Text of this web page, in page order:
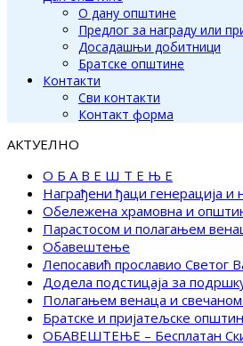
О дану општине
Предлог за награду или
Досадашњи добитници
Братске општине
Контакти
Сви контакти
Контакт форма
АКТУЕЛНО
О Б А В Е Ш Т Е Њ Е
Награђени ђаци генерација
Обележена храмовна и
Парастосом и полагањем
Обавештење
Лепосавић прославио Светог
Додела подстицаја за
Полагањем венаца и
Братске и пријатељске
ОБАВЕШТЕЊЕ – Бесплатан